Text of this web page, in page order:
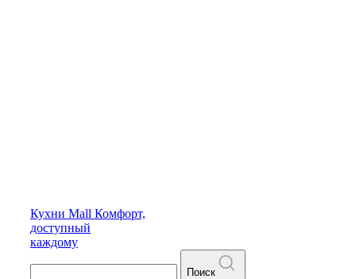
Кухни Mall Комфорт,
доступный
каждому
Поиск